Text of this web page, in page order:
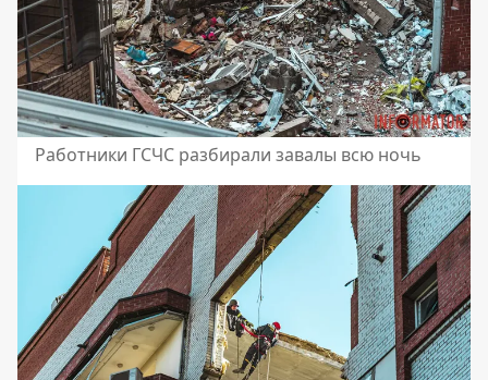
Работники ГСЧС разбирали завалы всю ночь